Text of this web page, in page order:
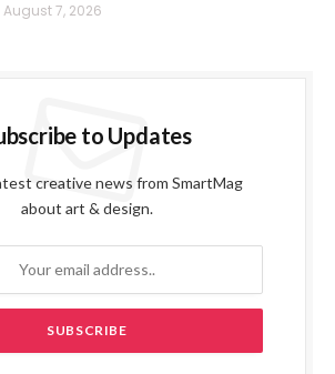
August 7, 2026
to Updates
creative news from SmartMag
about art & design.